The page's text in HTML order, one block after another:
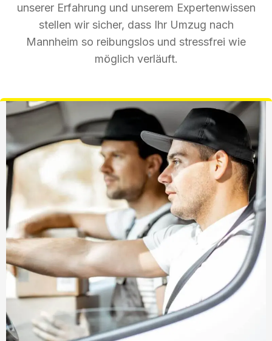
unserer Erfahrung und unserem Expertenwissen
stellen wir sicher, dass Ihr Umzug nach
Mannheim so reibungslos und stressfrei wie
möglich verläuft.